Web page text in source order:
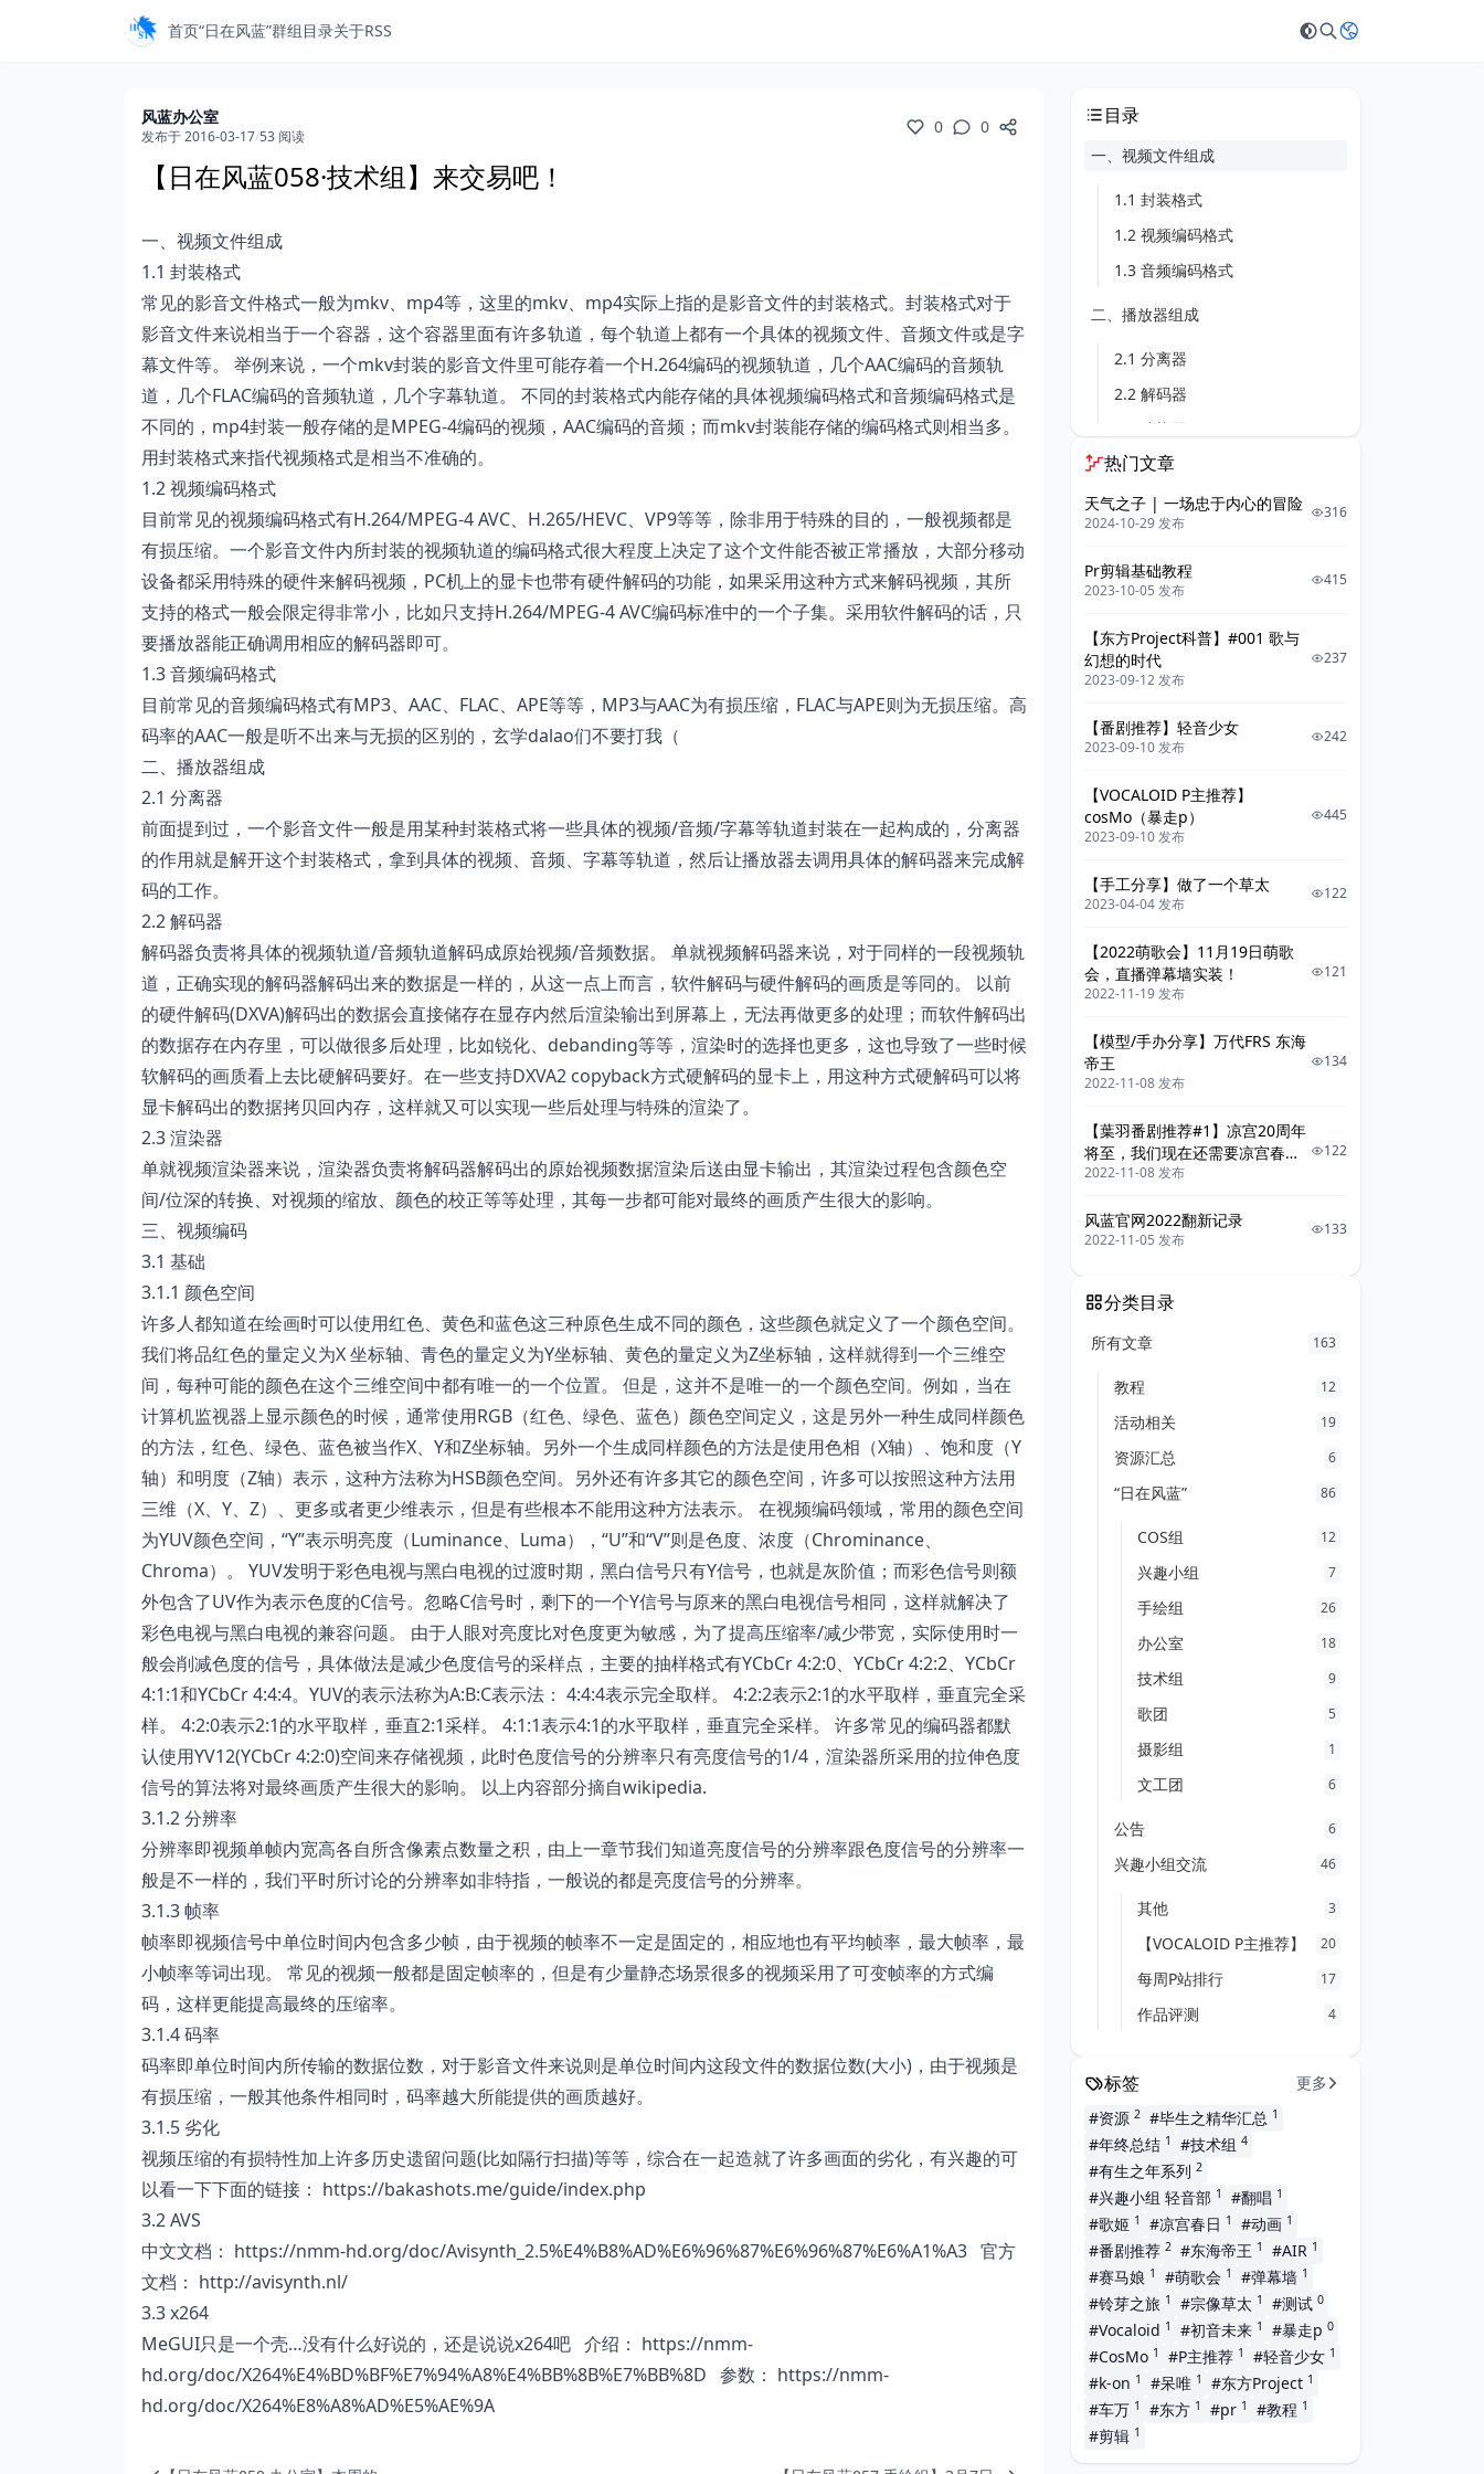
首页“日在风蓝”群组目录关于RSS
风蓝办公室
发布于 2016-03-17/53 阅读 0 0
【日在风蓝058·技术组】来交易吧！
一、视频文件组成
1.1 封装格式
常见的影音文件格式一般为mkv、mp4等，这里的mkv、mp4实际上指的是影音文件的封装格式。封装格式对于
影音文件来说相当于一个容器，这个容器里面有许多轨道，每个轨道上都有一个具体的视频文件、音频文件或是字
幕文件等。 举例来说，一个mkv封装的影音文件里可能存着一个H.264编码的视频轨道，几个AAC编码的音频轨
道，几个FLAC编码的音频轨道，几个字幕轨道。 不同的封装格式内能存储的具体视频编码格式和音频编码格式是
不同的，mp4封装一般存储的是MPEG-4编码的视频，AAC编码的音频；而mkv封装能存储的编码格式则相当多。
用封装格式来指代视频格式是相当不准确的。
1.2 视频编码格式
目前常见的视频编码格式有H.264/MPEG-4 AVC、H.265/HEVC、VP9等等，除非用于特殊的目的，一般视频都是
有损压缩。一个影音文件内所封装的视频轨道的编码格式很大程度上决定了这个文件能否被正常播放，大部分移动
设备都采用特殊的硬件来解码视频，PC机上的显卡也带有硬件解码的功能，如果采用这种方式来解码视频，其所
支持的格式一般会限定得非常小，比如只支持H.264/MPEG-4 AVC编码标准中的一个子集。采用软件解码的话，只
要播放器能正确调用相应的解码器即可。
1.3 音频编码格式
目前常见的音频编码格式有MP3、AAC、FLAC、APE等等，MP3与AAC为有损压缩，FLAC与APE则为无损压缩。高
码率的AAC一般是听不出来与无损的区别的，玄学dalao们不要打我（
二、播放器组成
2.1 分离器
前面提到过，一个影音文件一般是用某种封装格式将一些具体的视频/音频/字幕等轨道封装在一起构成的，分离器
的作用就是解开这个封装格式，拿到具体的视频、音频、字幕等轨道，然后让播放器去调用具体的解码器来完成解
码的工作。
2.2 解码器
解码器负责将具体的视频轨道/音频轨道解码成原始视频/音频数据。 单就视频解码器来说，对于同样的一段视频轨
道，正确实现的解码器解码出来的数据是一样的，从这一点上而言，软件解码与硬件解码的画质是等同的。 以前
的硬件解码(DXVA)解码出的数据会直接储存在显存内然后渲染输出到屏幕上，无法再做更多的处理；而软件解码出
的数据存在内存里，可以做很多后处理，比如锐化、debanding等等，渲染时的选择也更多，这也导致了一些时候
软解码的画质看上去比硬解码要好。在一些支持DXVA2 copyback方式硬解码的显卡上，用这种方式硬解码可以将
显卡解码出的数据拷贝回内存，这样就又可以实现一些后处理与特殊的渲染了。
2.3 渲染器
单就视频渲染器来说，渲染器负责将解码器解码出的原始视频数据渲染后送由显卡输出，其渲染过程包含颜色空
间/位深的转换、对视频的缩放、颜色的校正等等处理，其每一步都可能对最终的画质产生很大的影响。
三、视频编码
3.1 基础
3.1.1 颜色空间
许多人都知道在绘画时可以使用红色、黄色和蓝色这三种原色生成不同的颜色，这些颜色就定义了一个颜色空间。
我们将品红色的量定义为X 坐标轴、青色的量定义为Y坐标轴、黄色的量定义为Z坐标轴，这样就得到一个三维空
间，每种可能的颜色在这个三维空间中都有唯一的一个位置。 但是，这并不是唯一的一个颜色空间。例如，当在
计算机监视器上显示颜色的时候，通常使用RGB（红色、绿色、蓝色）颜色空间定义，这是另外一种生成同样颜色
的方法，红色、绿色、蓝色被当作X、Y和Z坐标轴。另外一个生成同样颜色的方法是使用色相（X轴）、饱和度（Y
轴）和明度（Z轴）表示，这种方法称为HSB颜色空间。另外还有许多其它的颜色空间，许多可以按照这种方法用
三维（X、Y、Z）、更多或者更少维表示，但是有些根本不能用这种方法表示。 在视频编码领域，常用的颜色空间
为YUV颜色空间，“Y”表示明亮度（Luminance、Luma），“U”和“V”则是色度、浓度（Chrominance、
Chroma）。 YUV发明于彩色电视与黑白电视的过渡时期，黑白信号只有Y信号，也就是灰阶值；而彩色信号则额
外包含了UV作为表示色度的C信号。忽略C信号时，剩下的一个Y信号与原来的黑白电视信号相同，这样就解决了
彩色电视与黑白电视的兼容问题。 由于人眼对亮度比对色度更为敏感，为了提高压缩率/减少带宽，实际使用时一
般会削减色度的信号，具体做法是减少色度信号的采样点，主要的抽样格式有YCbCr 4:2:0、YCbCr 4:2:2、YCbCr
4:1:1和YCbCr 4:4:4。YUV的表示法称为A:B:C表示法： 4:4:4表示完全取样。 4:2:2表示2:1的水平取样，垂直完全采
样。 4:2:0表示2:1的水平取样，垂直2:1采样。 4:1:1表示4:1的水平取样，垂直完全采样。 许多常见的编码器都默
认使用YV12(YCbCr 4:2:0)空间来存储视频，此时色度信号的分辨率只有亮度信号的1/4，渲染器所采用的拉伸色度
信号的算法将对最终画质产生很大的影响。 以上内容部分摘自wikipedia.
3.1.2 分辨率
分辨率即视频单帧内宽高各自所含像素点数量之积，由上一章节我们知道亮度信号的分辨率跟色度信号的分辨率一
般是不一样的，我们平时所讨论的分辨率如非特指，一般说的都是亮度信号的分辨率。
3.1.3 帧率
帧率即视频信号中单位时间内包含多少帧，由于视频的帧率不一定是固定的，相应地也有平均帧率，最大帧率，最
小帧率等词出现。 常见的视频一般都是固定帧率的，但是有少量静态场景很多的视频采用了可变帧率的方式编
码，这样更能提高最终的压缩率。
3.1.4 码率
码率即单位时间内所传输的数据位数，对于影音文件来说则是单位时间内这段文件的数据位数(大小)，由于视频是
有损压缩，一般其他条件相同时，码率越大所能提供的画质越好。
3.1.5 劣化
视频压缩的有损特性加上许多历史遗留问题(比如隔行扫描)等等，综合在一起造就了许多画面的劣化，有兴趣的可
以看一下下面的链接： https://bakashots.me/guide/index.php
3.2 AVS
中文文档： https://nmm-hd.org/doc/Avisynth_2.5%E4%B8%AD%E6%96%87%E6%96%87%E6%A1%A3 官方
文档： http://avisynth.nl/
3.3 x264
MeGUI只是一个壳…没有什么好说的，还是说说x264吧 介绍： https://nmm-
hd.org/doc/X264%E4%BD%BF%E7%94%A8%E4%BB%8B%E7%BB%8D 参数： https://nmm-
hd.org/doc/X264%E8%A8%AD%E5%AE%9A
目录
一、视频文件组成
1.1 封装格式
1.2 视频编码格式
1.3 音频编码格式
二、播放器组成
2.1 分离器
2.2 解码器
2.3 渲染器
三、视频编码
3.1 基础
3.1.1 颜色空间
3.1.2 分辨率
3.1.3 帧率
3.1.4 码率
3.2 AVS
热门文章
天气之子 | 一场忠于内心的冒险
2024-10-29 发布
316
Pr剪辑基础教程
2023-10-05 发布
415
【东方Project科普】#001 歌与
幻想的时代
2023-09-12 发布
237
【番剧推荐】轻音少女
2023-09-10 发布
242
【VOCALOID P主推荐】
cosMo（暴走p）
2023-09-10 发布
445
【手工分享】做了一个草太
2023-04-04 发布
122
【2022萌歌会】11月19日萌歌
会，直播弹幕墙实装！
2022-11-19 发布
121
【模型/手办分享】万代FRS 东海
帝王
2022-11-08 发布
134
【葉羽番剧推荐#1】凉宫20周年
将至，我们现在还需要凉宫春日
系列吗
2022-11-08 发布
122
风蓝官网2022翻新记录
2022-11-05 发布
133
分类目录
所有文章 163
教程 12
活动相关 19
资源汇总 6
“日在风蓝” 86
COS组 12
兴趣小组 7
手绘组 26
办公室 18
技术组 9
歌团 5
摄影组 1
文工团 6
公告 6
兴趣小组交流 46
其他 3
【VOCALOID P主推荐】 20
每周P站排行 17
作品评测 4
标签
更多
#资源 2 #毕生之精华汇总 1
#年终总结 1 #技术组 4
#有生之年系列 2
#兴趣小组 轻音部 1 #翻唱 1
#歌姬 1 #凉宫春日 1 #动画 1
#番剧推荐 2 #东海帝王 1 #AIR 1
#赛马娘 1 #萌歌会 1 #弹幕墙 1
#铃芽之旅 1 #宗像草太 1 #测试 0
#Vocaloid 1 #初音未来 1 #暴走p 0
#CosMo 1 #P主推荐 1 #轻音少女 1
#k-on 1 #呆唯 1 #东方Project 1
#车万 1 #东方 1 #pr 1 #教程 1
#剪辑 1